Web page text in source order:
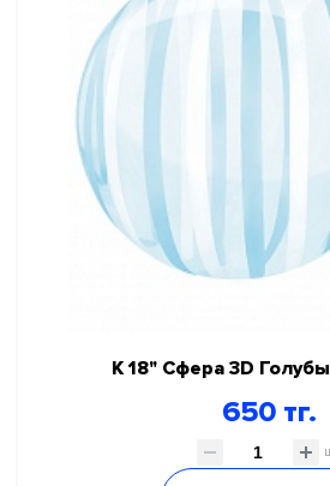
К 18" Сфера 3D
650 тг.